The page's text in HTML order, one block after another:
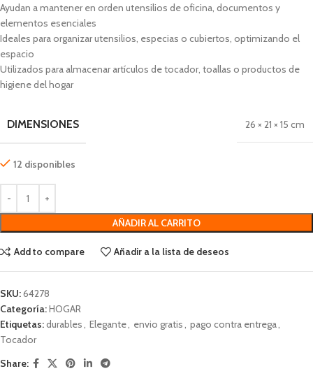
Ayudan a mantener en orden utensilios de oficina, documentos y
elementos esenciales
Ideales para organizar utensilios, especias o cubiertos, optimizando el
espacio
Utilizados para almacenar artículos de tocador, toallas o productos de
higiene del hogar
DIMENSIONES 26 × 21 × 15 cm
12 disponibles
AÑADIR AL CARRITO
Add to compare Añadir a la lista de deseos
SKU:64278
Categoría:HOGAR
Etiquetas:durables, Elegante, envio gratis, pago contra entrega,
Tocador
Share: